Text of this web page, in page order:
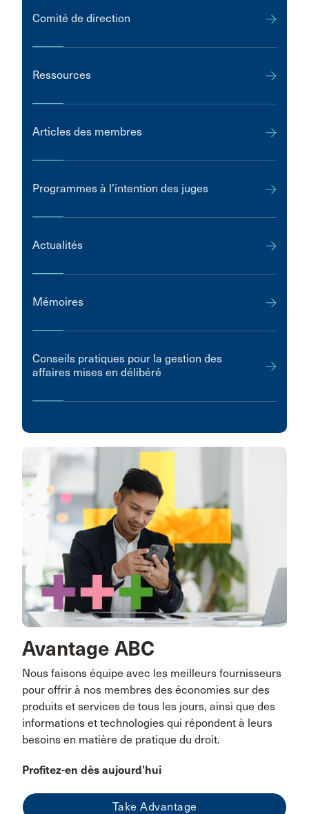
Comité de direction
Ressources
Articles des membres
Programmes à l’intention des juges
Actualités
Mémoires
Conseils pratiques pour la gestion des
affaires mises en délibéré
Avantage ABC
Nous faisons équipe avec les meilleurs fournisseurs
pour offrir à nos membres des économies sur des
produits et services de tous les jours, ainsi que des
informations et technologies qui répondent à leurs
besoins en matière de pratique du droit.
Profitez-en dès aujourd’hui
Take Advantage